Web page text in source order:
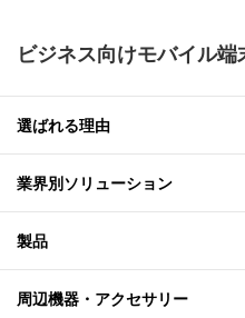
ビジネス向けモバイル端
選ばれる理由
業界別ソリューション
製品
周辺機器・アクセサリー